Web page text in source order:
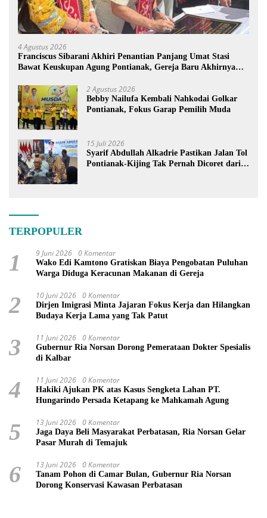
4 Agustus 2026
Franciscus Sibarani Akhiri Penantian Panjang Umat Stasi
Bawat Keuskupan Agung Pontianak, Gereja Baru Akhirnya
2 Agustus 2026
Bebby Nailufa Kembali Nahkodai Golkar
Pontianak, Fokus Garap Pemilih Muda
15 Juli 2026
Syarif Abdullah Alkadrie Pastikan Jalan Tol
Pontianak-Kijing Tak Pernah Dicoret dari
TERPOPULER
1 9 Juni 2026 0 Komentar
Wako Edi Kamtono Gratiskan Biaya Pengobatan Puluhan
Warga Diduga Keracunan Makanan di Gereja
2 10 Juni 2026 0 Komentar
Dirjen Imigrasi Minta Jajaran Fokus Kerja dan Hilangkan
Budaya Kerja Lama yang Tak Patut
3 11 Juni 2026 0 Komentar
Gubernur Ria Norsan Dorong Pemerataan Dokter Spesialis
di Kalbar
4 11 Juni 2026 0 Komentar
Hakiki Ajukan PK atas Kasus Sengketa Lahan PT.
Hungarindo Persada Ketapang ke Mahkamah Agung
5 13 Juni 2026 0 Komentar
Jaga Daya Beli Masyarakat Perbatasan, Ria Norsan Gelar
Pasar Murah di Temajuk
6 13 Juni 2026 0 Komentar
Tanam Pohon di Camar Bulan, Gubernur Ria Norsan
Dorong Konservasi Kawasan Perbatasan